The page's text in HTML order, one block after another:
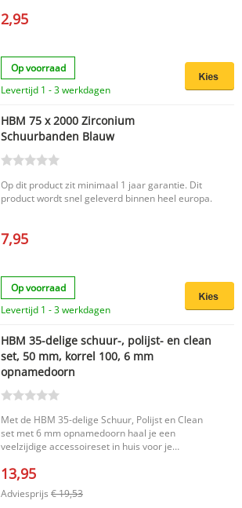
verwijderen van de restverf op lasnaden
de lasnaad (staal en roestvrij staal) reinigen, het
mat afschuren van staal/strepen bij de
oppervlak-finishwerkzaamheden, reinigen van
nonferrometalen/messing/koper/aluminium,
2,95
Op voorraad
Levertijd 1 - 3 werkdagen
HBM 75 x 2000 Zirconium
Schuurbanden Blauw
Op dit product zit minimaal 1 jaar garantie. Dit
product wordt snel geleverd binnen heel europa.
7,95
Op voorraad
Levertijd 1 - 3 werkdagen
HBM 35-delige schuur-, polijst- en clean
set, 50 mm, korrel 100, 6 mm
opnamedoorn
Met de HBM 35-delige Schuur, Polijst en Clean
set met 6 mm opnamedoorn haal je een
veelzijdige accessoireset in huis voor je
voor het bewerken van kleine werkstukken en
en grondig te reinigen met één handige
13,95
Adviesprijs € 19,53